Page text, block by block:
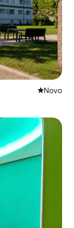
Novo
Novo